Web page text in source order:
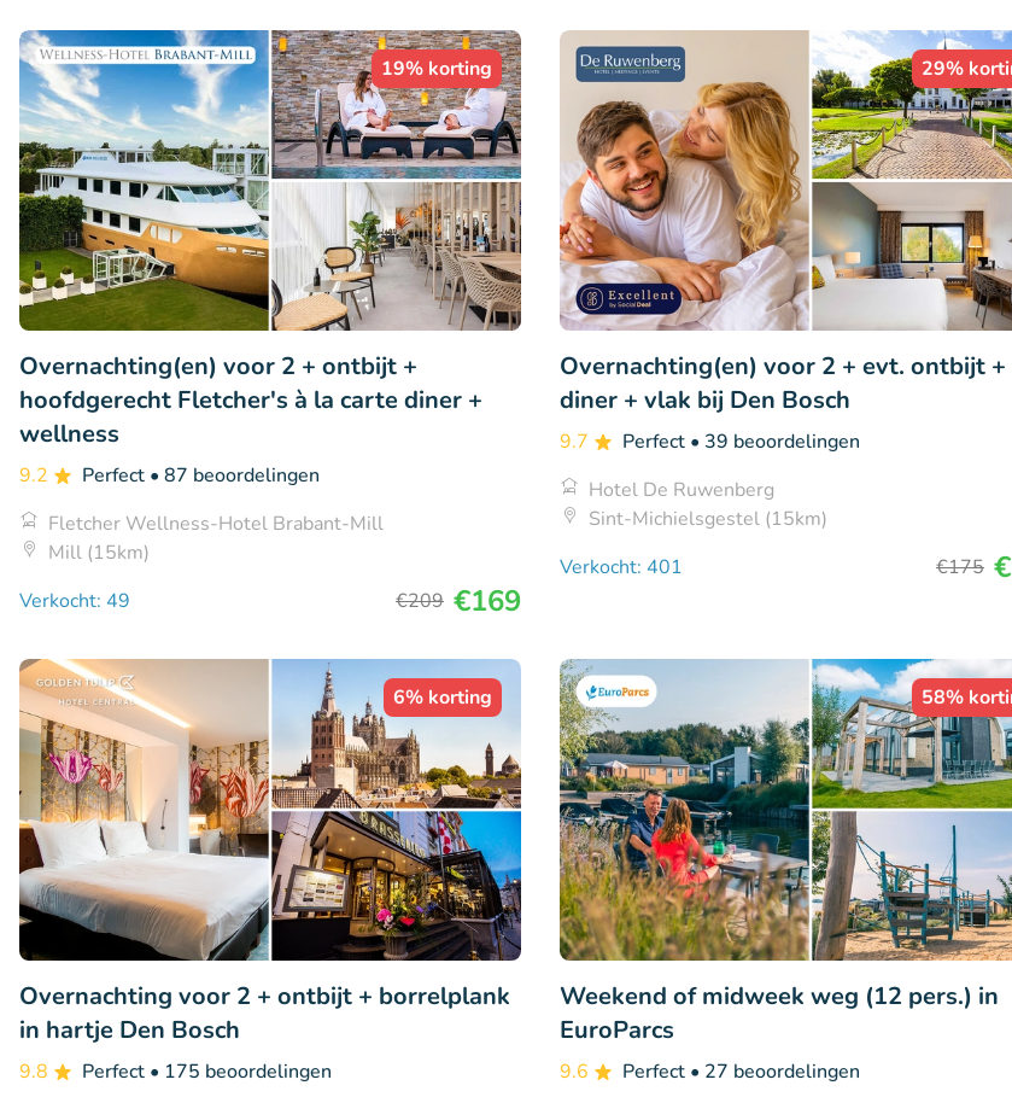
19% korting
Overnachting(en) voor 2 + ontbijt +
hoofdgerecht Fletcher's à la carte diner +
wellness
9.2 Perfect • 87 beoordelingen
Fletcher Wellness-Hotel Brabant-Mill
Mill (15km)
Verkocht: 49
€209 €169
29%
Overnachting(en) voor 2 + evt. ontbijt +
diner + vlak bij Den Bosch
9.7 Perfect • 39 beoordelingen
Hotel De Ruwenberg
Sint-Michielsgestel (15km)
Verkocht: 401
€175
6% korting
Overnachting voor 2 + ontbijt + borrelplank
in hartje Den Bosch
9.8 Perfect • 175 beoordelingen
58%
Weekend of midweek weg (12 pers.) in
EuroParcs
9.6 Perfect • 27 beoordelingen